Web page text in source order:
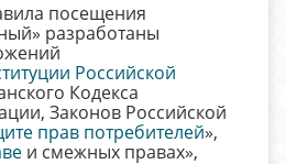
посещения
разработаны
Российской
Кодекса
Законов Российской
прав потребителей»,
и смежных правах»,